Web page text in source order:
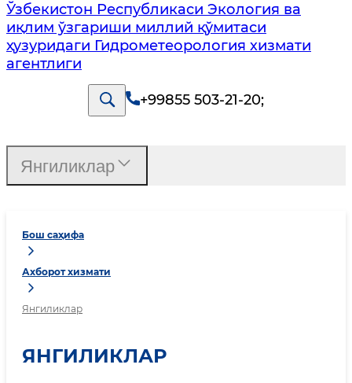
Ўзбекистон Республикаси Экология ва
иқлим ўзгариши миллий қўмитаси
ҳузуридаги Гидрометеорология хизмати
агентлиги
+99855 503-21-20;
Бош саҳифа
Ахборот хизмати
Янгиликлар
ЯНГИЛИКЛАР
Янгиликлар